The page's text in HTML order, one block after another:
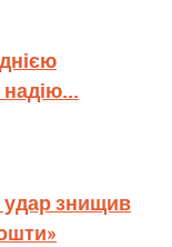
удар знищив